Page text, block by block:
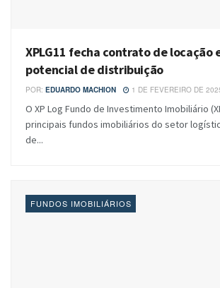
XPLG11 fecha contrato de locação
potencial de distribuição
POR: EDUARDO MACHION 1 DE FEVEREIRO DE
O XP Log Fundo de Investimento Imobiliário
principais fundos imobiliários do setor
de...
FUNDOS IMOBILIÁRIOS